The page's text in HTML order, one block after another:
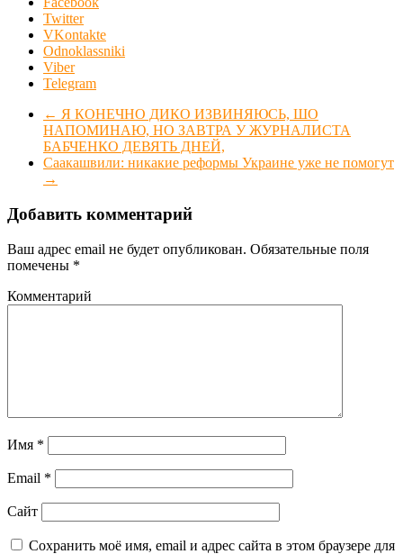
Twitter
VKontakte
Odnoklassniki
Viber
Telegram
← Я КОНЕЧНО ДИКО ИЗВИНЯЮСЬ, ШО
НАПОМИНАЮ, НО ЗАВТРА У ЖУРНАЛИСТА
БАБЧЕНКО ДЕВЯТЬ ДНЕЙ,
Саакашвили: никакие реформы Украине уже не помогут
→
Добавить комментарий
Ваш адрес email не будет опубликован. Обязательные поля
помечены *
Комментарий
Имя *
Email *
Сайт
Сохранить моё имя, email и адрес сайта в этом браузере для